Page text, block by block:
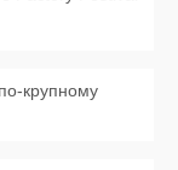
крупному